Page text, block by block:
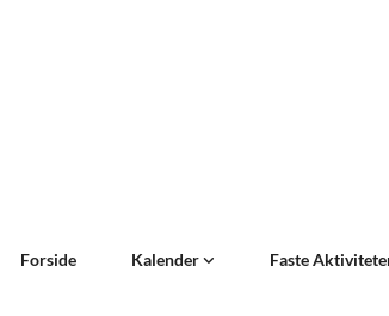
Forside Kalender Faste